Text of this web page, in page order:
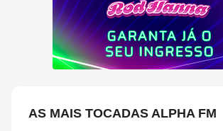
AS MAIS TOCADAS ALPHA FM